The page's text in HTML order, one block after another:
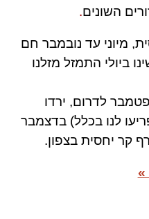
השונים.
מיוני עד נובמבר חם
ביולי התמזל מזלנו
לדרום, ירדו
לנו בכלל) בדצמבר
קר יחסית בצפון.
»